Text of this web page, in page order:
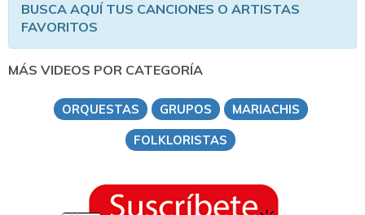
BUSCA AQUÍ TUS CANCIONES O ARTISTAS
FAVORITOS
MÁS VIDEOS POR CATEGORÍA
ORQUESTAS GRUPOS
MARIACHIS
FOLKLORISTAS